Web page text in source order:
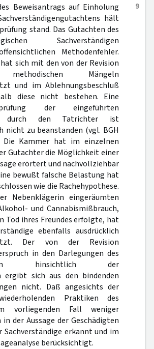
9
Beweisantrags auf Einholung
hält
stand. Das Gutachten des
Sachverständigen
Methodenfehler.
sich mit den von der Revision
methodischen Mängeln
und im Ablehnungsbeschluß
diese nicht bestehen. Eine
der eingeführten
durch den Tatrichter ist
nicht zu beanstanden (vgl. BGH
Die Kammer hat im einzelnen
Gutachter die Möglichkeit einer
erörtert und nachvollziehbar
bewußt falsche Belastung hat
wie die Rachehypothese.
Nebenklägerin eingeräumten
und Cannabismißbrauch,
Tod ihres Freundes erfolgte, hat
ebenfalls ausdrücklich
Der von der Revision
in den Darlegungen des
hinsichtlich der
ergibt sich aus den bindenden
nicht. Daß angesichts der
Praktiken des
vorliegenden Fall weniger
der Aussage der Geschädigten
Sachverständige erkannt und im
berücksichtigt.